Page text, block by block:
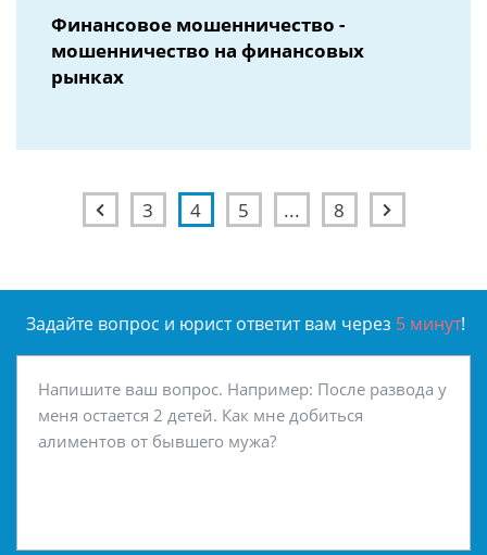
Финансовое мошенничество -
мошенничество на финансовых
рынках
3 4 5 ... 8
Задайте вопрос и юрист ответит вам через 5 минут!